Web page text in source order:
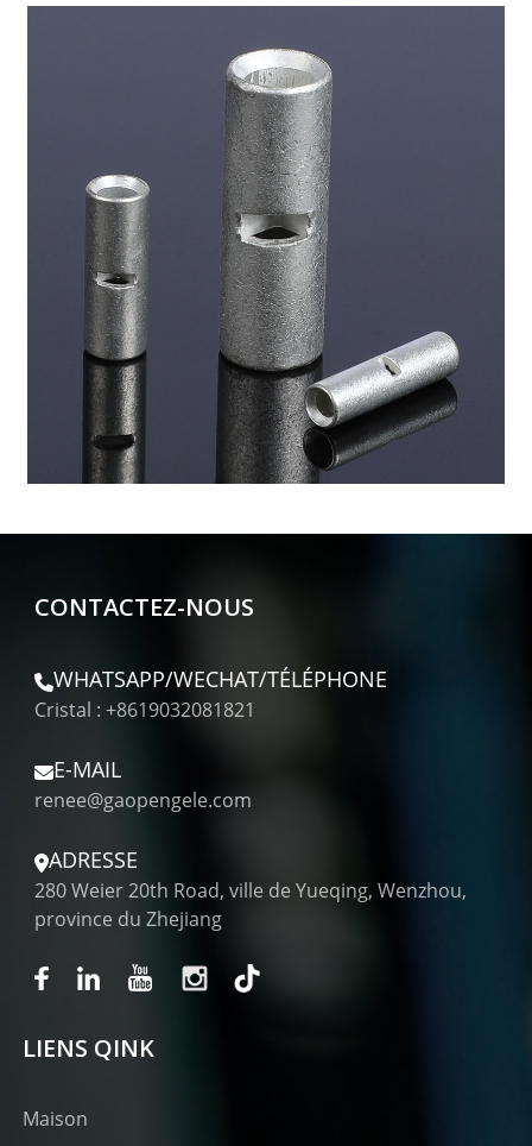
CONTACTEZ-NOUS
WHATSAPP/WECHAT/TÉLÉPHONE
Cristal : +8619032081821
E-MAIL
renee@gaopengele.com
ADRESSE
280 Weier 20th Road, ville de Yueqing, Wenzhou,
province du Zhejiang
LIENS QINK
Maison